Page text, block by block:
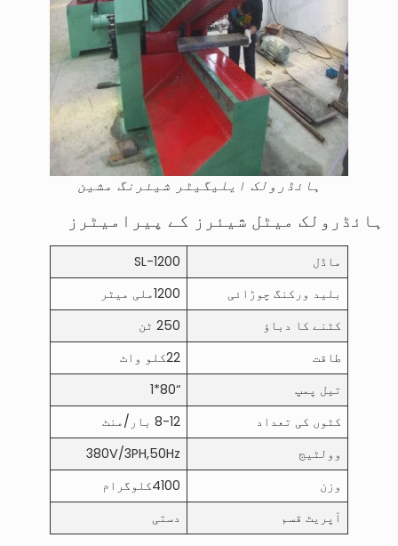
ہائڈرولک ایلیگیٹر شیئرنگ مشین
ہائڈرولک میٹل شیئرز کے پیرامیٹرز
ماڈل
SL-1200
بلید ورکنگ چوڑائی
1200ملی میٹر
کٹنے کا دباؤ
250 ٹن
طاقت
22کلو واٹ
تیل پمپ
“80*1
کٹوں کی تعداد
8-12 بار/منٹ
وولٹیج
380V/3PH,50Hz
وزن
4100کلوگرام
آپریٹ قسم
دستی